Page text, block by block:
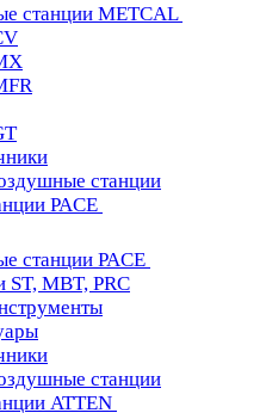
станции METCAL
станции
PACE
станции PACE
ST, MBT, PRC
станции
ATTEN